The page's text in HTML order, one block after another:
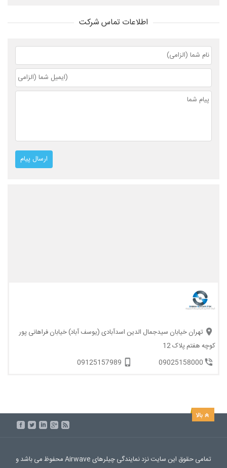
اطلاعات تماس شرکت
تهران خیابان سیدجمال الدین اسدآبادی (یوسف آباد) خیابان فراهانی پور
کوچه هفتم پلاک 12
09025158000
09125157989
تمامی حقوق این سایت نزد نمایندگی چیلرهای Airwave محفوظ می باشد و